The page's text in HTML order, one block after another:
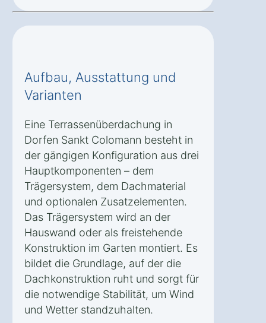
Aufbau, Ausstattung und
Varianten
Eine Terrassenüberdachung in
Dorfen Sankt Colomann besteht in
der gängigen Konfiguration aus drei
Hauptkomponenten – dem
Trägersystem, dem Dachmaterial
und optionalen Zusatzelementen.
Das Trägersystem wird an der
Hauswand oder als freistehende
Konstruktion im Garten montiert. Es
bildet die Grundlage, auf der die
Dachkonstruktion ruht und sorgt für
die notwendige Stabilität, um Wind
und Wetter standzuhalten.